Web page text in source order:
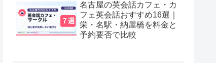
名古屋の英会話カフェ・カ
フェ英会話おすすめ16選｜
栄・名駅・納屋橋を料金と
予約要否で比較